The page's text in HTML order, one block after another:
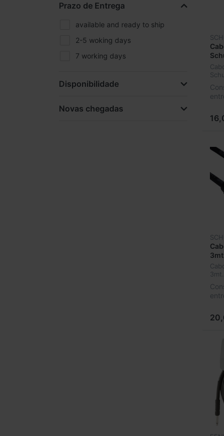
Prazo de Entrega
available and ready to ship
2-5 woking days
7 working days
Disponibilidade
Novas chegadas
3mt.